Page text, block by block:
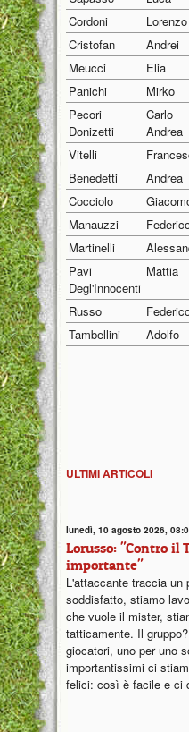
Cordoni
Lorenzo
Cristofan
Andrei
Meucci
Elia
Panichi
Mirko
Pecori
Donizetti
Carlo
Andrea
Vitelli
Benedetti
Andrea
Cocciolo
Manauzzi
Martinelli
Pavi
Degl'Innocenti
Mattia
Russo
Tambellini
Adolfo
ULTIMI ARTICOLI
lunedì, 10 agosto 2026,
Lorusso: "Contro il
importante"
L'attaccante traccia un
soddisfatto, stiamo
che vuole il mister,
tatticamente. Il
giocatori, uno per uno
importantissimi ci
felici: così è facile e ci